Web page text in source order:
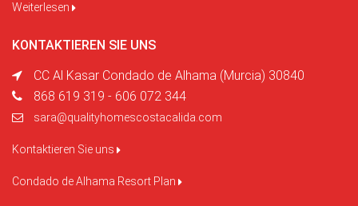
Weiterlesen
KONTAKTIEREN SIE UNS
CC Al Kasar Condado de Alhama (Murcia) 30840
868 619 319 - 606 072 344
sara@qualityhomescostacalida.com
Kontaktieren Sie uns
Condado de Alhama Resort Plan